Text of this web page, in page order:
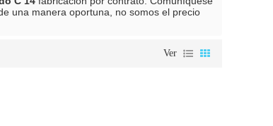
una manera oportuna, no somos el precio
Ver